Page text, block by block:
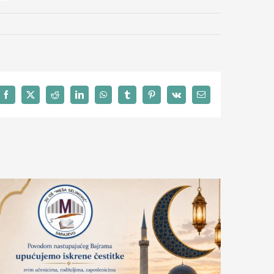
Facebook
X Reddit LinkedInWhatsAppTumblrPinterest
Vk Email